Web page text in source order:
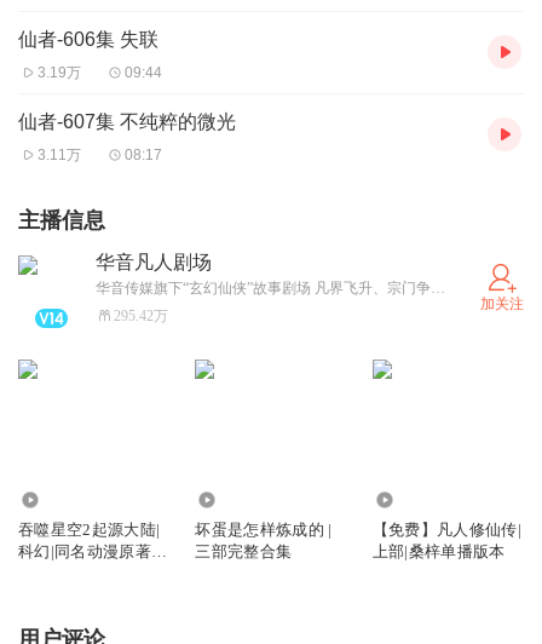
仙者-606集 失联
3.19万 09:44
仙者-607集 不纯粹的微光
3.11万 08:17
主播信息
华音凡人剧场
华音传媒旗下“玄幻仙侠”故事剧场 凡界飞升、宗门争霸、炼丹双修、斗宗斗帝 热门修仙爽剧全收录!
295.42万
加关注
吞噬星空2起源大陆|
科幻|同名动漫原著|
坏蛋是怎样炼成的 |
三部完整合集
【免费】凡人修仙传|
上部|桑梓单播版本
用户评论